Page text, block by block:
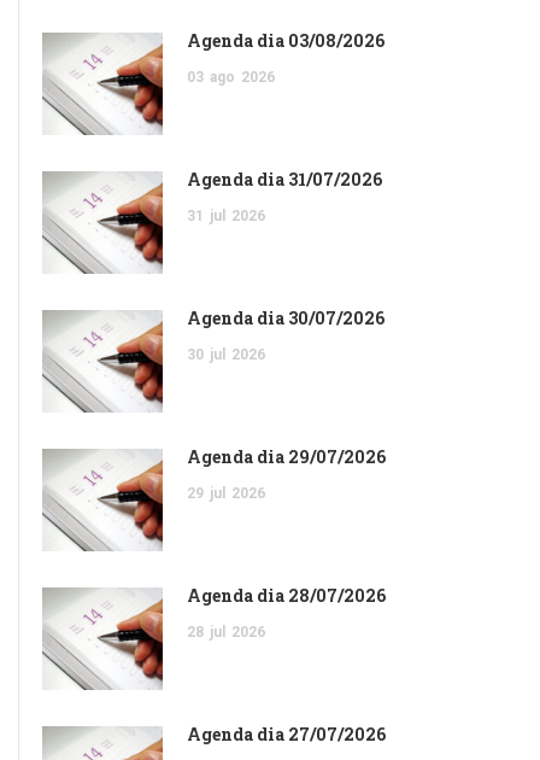
Agenda dia 03/08/2026
03 ago 2026
Agenda dia 31/07/2026
31 jul 2026
Agenda dia 30/07/2026
30 jul 2026
Agenda dia 29/07/2026
29 jul 2026
Agenda dia 28/07/2026
28 jul 2026
Agenda dia 27/07/2026